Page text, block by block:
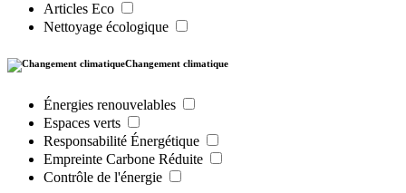
Articles Eco
Nettoyage écologique
Changement climatique
Énergies renouvelables
Espaces verts
Responsabilité Énergétique
Empreinte Carbone Réduite
Contrôle de l'énergie